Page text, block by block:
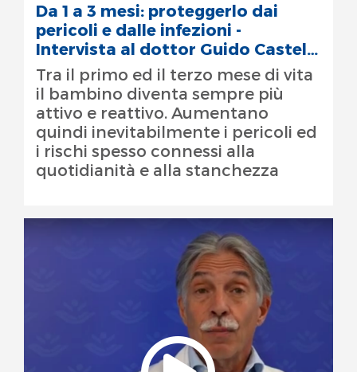
Da 1 a 3 mesi: proteggerlo dai
pericoli e dalle infezioni -
Intervista al dottor Guido Castelli
Gattinara
Tra il primo ed il terzo mese di vita
il bambino diventa sempre più
attivo e reattivo. Aumentano
quindi inevitabilmente i pericoli ed
i rischi spesso connessi alla
quotidianità e alla stanchezza